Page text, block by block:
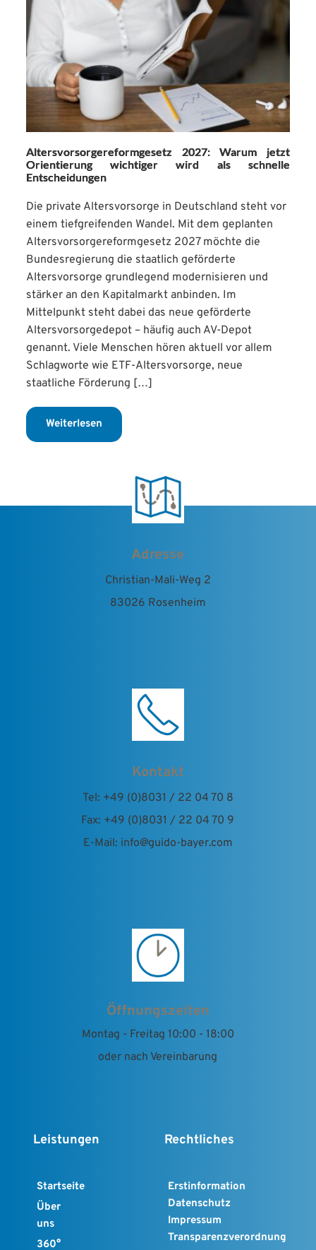
Altersvorsorgereformgesetz 2027: Warum jetzt
Orientierung wichtiger wird als schnelle
Entscheidungen
Die private Altersvorsorge in Deutschland steht vor
einem tiefgreifenden Wandel. Mit dem geplanten
Altersvorsorgereformgesetz 2027 möchte die
Bundesregierung die staatlich geförderte
Altersvorsorge grundlegend modernisieren und
stärker an den Kapitalmarkt anbinden. Im
Mittelpunkt steht dabei das neue geförderte
Altersvorsorgedepot – häufig auch AV-Depot
genannt. Viele Menschen hören aktuell vor allem
Schlagworte wie ETF-Altersvorsorge, neue
staatliche Förderung […]
Weiterlesen
Adresse
Christian-Mali-Weg 2
83026 Rosenheim
Kontakt
Tel: +49 (0)8031 / 22 04 70 8
Fax: +49 (0)8031 / 22 04 70 9
E-Mail: info@guido-bayer.com
Öffnungszeiten
Montag - Freitag 10:00 - 18:00
oder nach Vereinbarung
Leistungen
Startseite
Über
uns
360°
Rechtliches
Erstinformation
Datenschutz
Impressum
Transparenzverordnung